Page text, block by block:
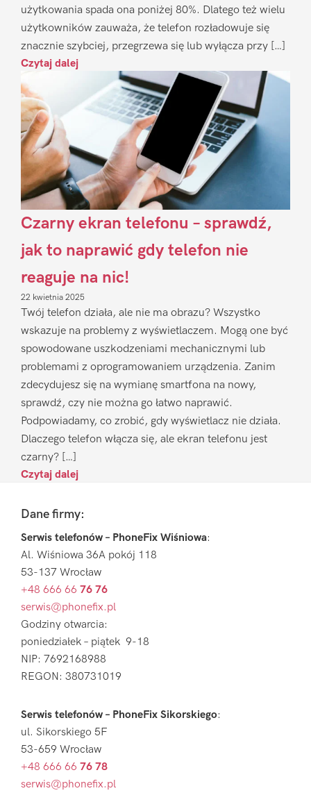
użytkowania spada ona poniżej 80%. Dlatego też wielu
użytkowników zauważa, że telefon rozładowuje się
znacznie szybciej, przegrzewa się lub wyłącza przy […]
Czytaj dalej
Czarny ekran telefonu – sprawdź,
jak to naprawić gdy telefon nie
reaguje na nic!
22 kwietnia 2025
Twój telefon działa, ale nie ma obrazu? Wszystko
wskazuje na problemy z wyświetlaczem. Mogą one być
spowodowane uszkodzeniami mechanicznymi lub
problemami z oprogramowaniem urządzenia. Zanim
zdecydujesz się na wymianę smartfona na nowy,
sprawdź, czy nie można go łatwo naprawić.
Podpowiadamy, co zrobić, gdy wyświetlacz nie działa.
Dlaczego telefon włącza się, ale ekran telefonu jest
czarny? […]
Czytaj dalej
FooterDane firmy:
Serwis telefonów – PhoneFix Wiśniowa:
Al. Wiśniowa 36A pokój 118
53-137 Wrocław
+48 666 66 76 76
serwis@phonefix.pl
Godziny otwarcia:
poniedziałek – piątek 9-18
NIP: 7692168988
REGON: 380731019
Serwis telefonów – PhoneFix Sikorskiego:
ul. Sikorskiego 5F
53-659 Wrocław
+48 666 66 76 78
serwis@phonefix.pl